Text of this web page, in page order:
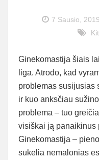
7 Sausio, 2019
Ginekomastija šiais
liga. Atrodo, kad
problemas susijusias
ir kuo anksčiau
problema – tuo
visiškai ją panaikinus
Ginekomastija –
sukelia nemalonias